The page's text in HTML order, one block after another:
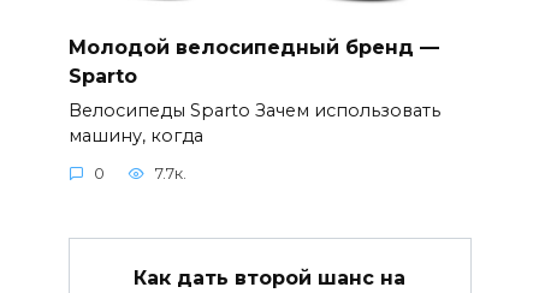
Молодой велосипедный бренд —
Sparto
Велосипеды Sparto Зачем использовать
машину, когда
0 7.7к.
Как дать второй шанс на